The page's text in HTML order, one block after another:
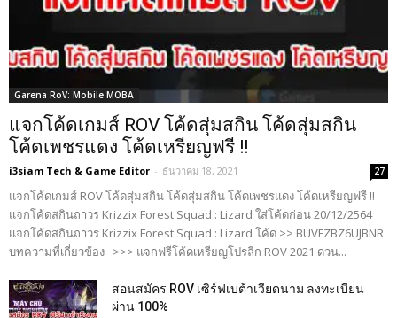
Garena RoV: Mobile MOBA
แจกโค้ดเกมส์ ROV โค้ดสุ่มสกิน โค้ดสุ่มสกิน
โค้ดเพชรแดง โค้ดเหรียญฟรี !!
i3siam Tech & Game Editor - ธันวาคม 18, 2021 27
แจกโค้ดเกมส์ ROV โค้ดสุ่มสกิน โค้ดสุ่มสกิน โค้ดเพชรแดง โค้ดเหรียญฟรี !!
แจกโค้ดสกินถาวร Krizzix Forest Squad : Lizard ใส่โค้ดก่อน 20/12/2564
แจกโค้ดสกินถาวร Krizzix Forest Squad : Lizard โค้ด >> BUVFZBZ6UJBNR
บทความที่เกี่ยวข้อง >>> แจกฟรีโค้ดเหรียญโปรลีก ROV 2021 ด่วน...
สอนสมัคร ROV เซิร์ฟเบต้าเวียดนาม ลงทะเบียน
ผ่าน 100%